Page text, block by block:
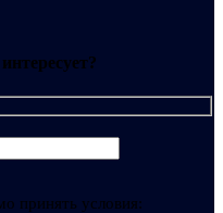
принять условия: